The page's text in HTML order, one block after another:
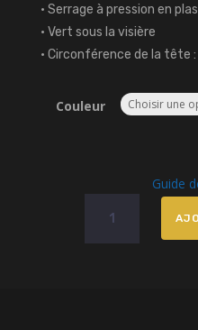
• Serrage à pression en
• Vert sous la visière
• Circonférence de la tête
Couleur
Guide
Casquette